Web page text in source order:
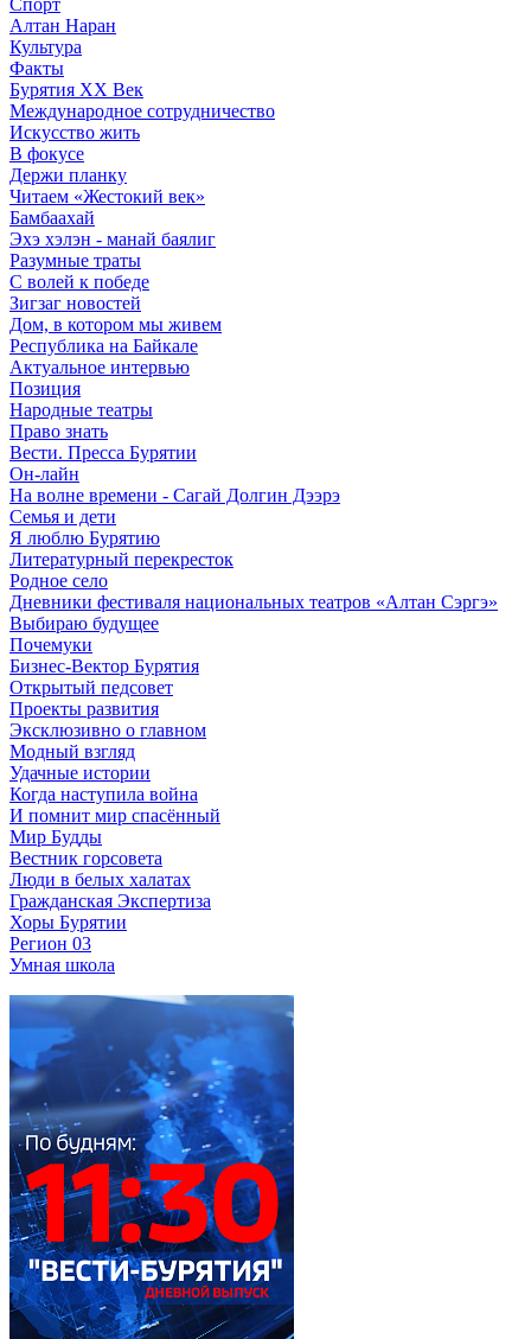
Алтан Наран
Культура
Факты
Бурятия XX Век
Международное сотрудничество
Искусство жить
В фокусе
Держи планку
Читаем «Жестокий век»
Бамбаахай
Эхэ хэлэн - манай баялиг
Разумные траты
С волей к победе
Зигзаг новостей
Дом, в котором мы живем
Республика на Байкале
Актуальное интервью
Позиция
Народные театры
Право знать
Вести. Пресса Бурятии
Он-лайн
На волне времени - Сагай Долгин Дээрэ
Семья и дети
Я люблю Бурятию
Литературный перекресток
Родное село
Дневники фестиваля национальных театров «Алтан Сэргэ»
Выбираю будущее
Почемуки
Бизнес-Вектор Бурятия
Открытый педсовет
Проекты развития
Эксклюзивно о главном
Модный взгляд
Удачные истории
Когда наступила война
И помнит мир спасённый
Мир Будды
Вестник горсовета
Люди в белых халатах
Гражданская Экспертиза
Хоры Бурятии
Регион 03
Умная школа